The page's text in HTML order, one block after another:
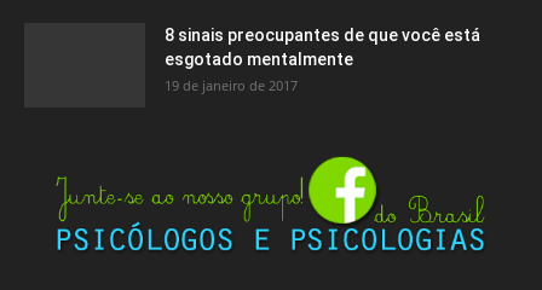
8 sinais preocupantes de que você está
esgotado mentalmente
19 de janeiro de 2017